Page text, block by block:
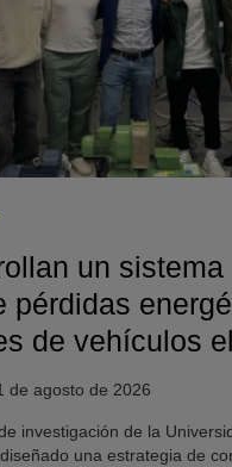
un sistema
pérdidas
de vehículos
de agosto de 2026
investigación de la
una estrategia de